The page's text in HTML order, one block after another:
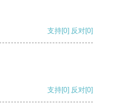
支持[0] 反对[0]
支持[0] 反对[0]